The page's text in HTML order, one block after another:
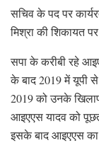
सचिव के पद पर
मिश्रा की शिकायत
सपा के करीबी रहे
के बाद 2019 में यूपी
2019 को उनके
आइएएस यादव को
इसके बाद आइएएस का